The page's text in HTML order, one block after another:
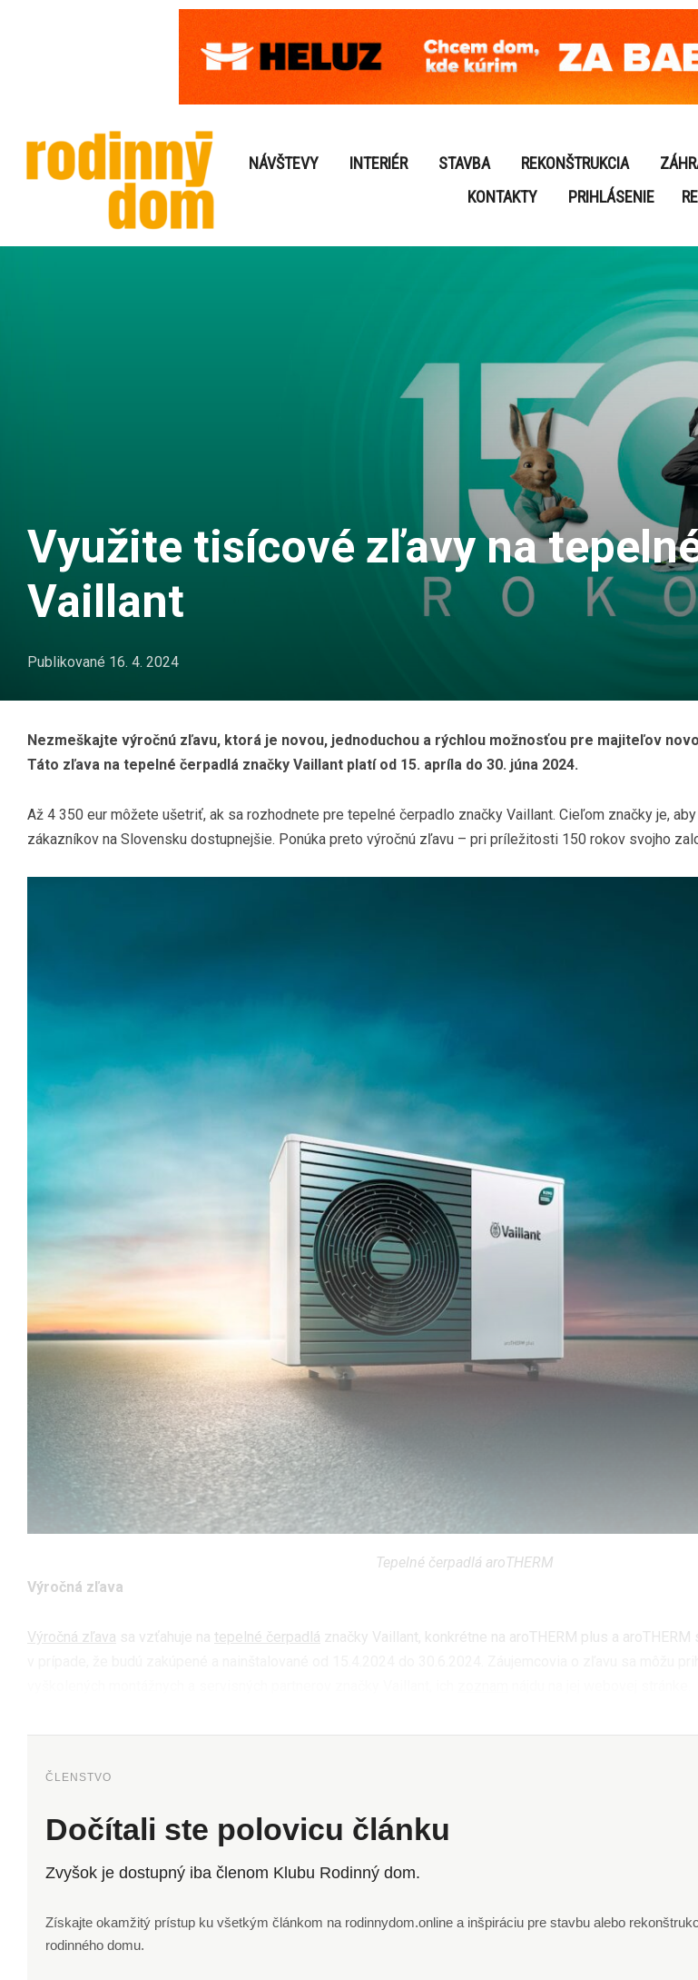
NÁVŠTEVY INTERIÉR STAVBA REKONŠTRUKCIA
KONTAKTY
PRIHLÁSENIE
Využite tisícové zľavy na
Vaillant
Publikované 16. 4. 2024
Nezmeškajte výročnú zľavu, ktorá je novou, jednoduchou a rýchlou možnosťou pre majiteľov
Táto zľava na tepelné čerpadlá značky Vaillant platí od 15. apríla do 30. júna 2024.
Až 4 350 eur môžete ušetriť, ak sa rozhodnete pre tepelné čerpadlo značky Vaillant. Cieľom značky je,
zákazníkov na Slovensku dostupnejšie. Ponúka preto výročnú zľavu – pri príležitosti 150 rokov svojho
Tepelné čerpadlá aroTHERM
Výročná zľava
Výročná zľava sa vzťahuje na tepelné čerpadlá značky Vaillant, konkrétne na aroTHERM plus a
ČLENSTVO
Dočítali ste polovicu článku
Zvyšok je dostupný iba členom Klubu Rodinný dom.
Získajte okamžitý prístup ku všetkým článkom na rodinnydom.online a inšpiráciu pre stavbu alebo
rodinného domu.